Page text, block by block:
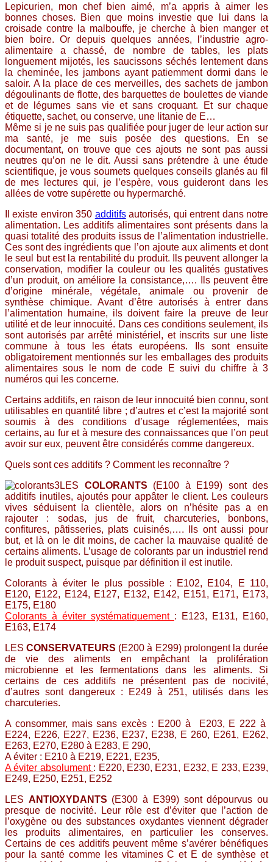
Lepicurien, mon chef bien aimé, m’a appris à aimer les
bonnes choses. Bien que moins investie que lui dans la
croisade contre la malbouffe, je cherche à bien manger et
bien boire. Or depuis quelques années, l’industrie agro-
alimentaire a chassé, de nombre de tables, les plats
longuement mijotés, les saucissons séchés lentement dans
la cheminée, les jambons ayant patiemment dormi dans le
saloir. A la place de ces merveilles, des sachets de jambon
dégoulinants de flotte, des barquettes de boulettes de viande
et de légumes sans vie et sans croquant. Et sur chaque
étiquette, sachet, ou conserve, une litanie de E…
Même si je ne suis pas qualifiée pour juger de leur action sur
ma santé, je me suis posée des questions. En se
documentant, on trouve que ces ajouts ne sont pas aussi
neutres qu’on ne le dit. Aussi sans prétendre à une étude
scientifique, je vous soumets quelques conseils glanés au fil
de mes lectures qui, je l’espère, vous guideront dans les
allées de votre supérette ou hypermarché.
Il existe environ 350 additifsautorisés, qui entrent dans notre
alimentation. Les additifs alimentaires sont présents dans la
quasi totalité des produits issus de l’alimentation industrielle.
Ces sont des ingrédients que l’on ajoute aux aliments et dont
le seul but est la rentabilité du produit. Ils peuvent allonger la
conservation, modifier la couleur ou les qualités gustatives
d’un produit, on améliore la consistance,…. Ils peuvent être
d’origine minérale, végétale, animale ou provenir de
synthèse chimique. Avant d’être autorisés à entrer dans
l’alimentation humaine, ils doivent faire la preuve de leur
utilité et de leur innocuité. Dans ces conditions seulement, ils
sont autorisés par arrêté ministériel, et inscrits sur une liste
commune à tous les états européens. Ils sont ensuite
obligatoirement mentionnés sur les emballages des produits
alimentaires sous le nom de code E suivi du chiffre à 3
numéros qui les concerne.
Certains additifs, en raison de leur innocuité bien connu, sont
utilisables en quantité libre ; d’autres et c’est la majorité sont
soumis à des conditions d’usage réglementées, mais
certains, au fur et à mesure des connaissances que l’on peut
avoir sur eux, peuvent être considérés comme dangereux.
Quels sont ces additifs ? Comment les reconnaître ?
LES COLORANTS (E100 à E199) sont des
additifs inutiles, ajoutés pour appâter le client. Les couleurs
vives séduisent la clientèle, alors on n’hésite pas a en
rajouter : sodas, jus de fruit, charcuteries, bonbons,
confitures, pâtisseries, plats cuisinés,…. Ils ont aussi pour
but, et là on le dit moins, de cacher la mauvaise qualité de
certains aliments. L’usage de colorants par un industriel rend
le produit suspect, puisque par définition il est inutile.
Colorants à éviter le plus possible : E102, E104, E 110,
E120, E122, E124, E127, E132, E142, E151, E171, E173,
E175, E180
Colorants à éviter systématiquement : E123, E131, E160,
E163, E174
LESCONSERVATEURS (E200 à E299) prolongent la durée
de vie des aliments en empêchant la prolifération
microbienne et les fermentations dans les aliments. Si
certains de ces additifs ne présentent pas de nocivité,
d’autres sont dangereux : E249 à 251, utilisés dans les
charcuteries.
A consommer, mais sans excès : E200 à E203, E 222 à
E224, E226, E227, E236, E237, E238, E 260, E261, E262,
E263, E270, E280 à E283, E 290,
A éviter : E210 à E219, E221, E235,
A éviter absolument : E220, E230, E231, E232, E 233, E239,
E249, E250, E251, E252
LES ANTIOXYDANTS (E300 à E399) sont dépourvus ou
presque de nocivité. Leur rôle est d’éviter que l’action de
l’oxygène ou des substances oxydantes viennent dégrader
les produits alimentaires, en particulier les conserves.
Certains de ces additifs peuvent même s’avérer bénéfiques
pour la santé comme les vitamines C et E de synthèse et